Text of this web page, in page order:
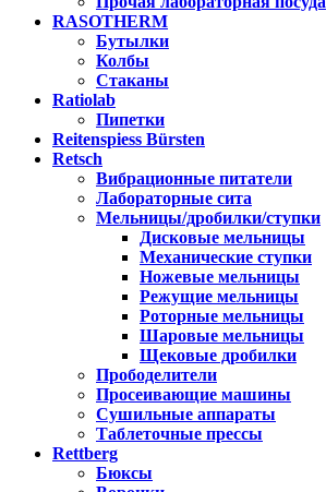
RASOTHERM
Бутылки
Колбы
Стаканы
Ratiolab
Пипетки
Reitenspiess Bürsten
Retsch
Вибрационные питатели
Лабораторные сита
Мельницы/дробилки/ступки
Дисковые мельницы
Механические ступки
Ножевые мельницы
Режущие мельницы
Роторные мельницы
Шаровые мельницы
Щековые дробилки
Прободелители
Просеивающие машины
Сушильные аппараты
Таблеточные прессы
Rettberg
Бюксы